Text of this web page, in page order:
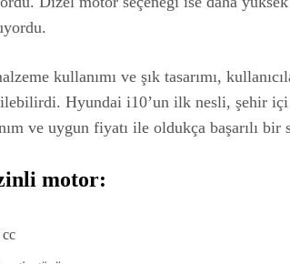
kullanımı ve şık tasarımı,
Hyundai i10’un ilk nesli, şehir içi
ve uygun fiyatı ile oldukça başarılı bir
motor: